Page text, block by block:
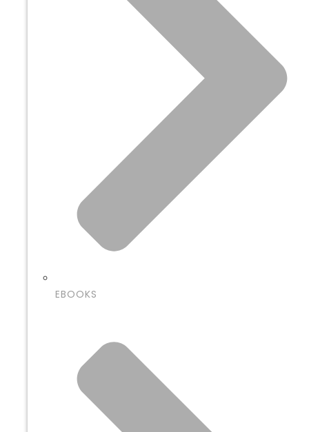
EBOOKS